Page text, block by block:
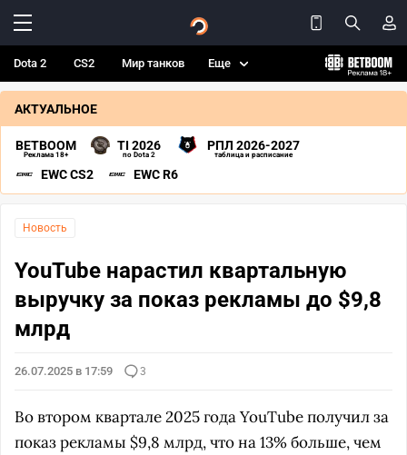
Dota 2 CS2 Мир танков Еще
АКТУАЛЬНОЕ
BETBOOM
Реклама 18+
TI 2026
по Dota 2
РПЛ 2026-2027
таблица и расписание
EWC CS2 EWC R6
Новость
YouTube нарастил квартальную
выручку за показ рекламы до $9,8
млрд
26.07.2025 в 17:59 3
Во втором квартале 2025 года YouTube получил за
показ рекламы $9,8 млрд, что на 13% больше, чем